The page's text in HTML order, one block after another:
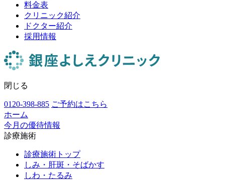
料金表
クリニック紹介
ドクター紹介
採用情報
閉じる
0120-398-885 ご予約はこちら
ホーム
今月の優待情報
診療施術
診療施術トップ
しみ・肝斑・そばかす
しわ・たるみ